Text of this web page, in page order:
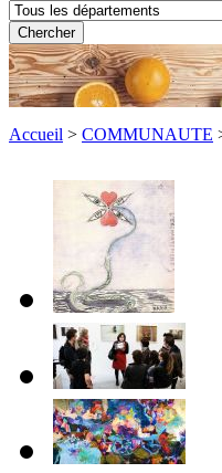
Accueil > COMMUNAUTE